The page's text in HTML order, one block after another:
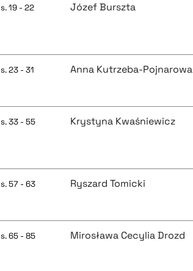
s. 19 - 22 Józef Burszta
s. 23 - 31 Anna Kutrzeba-Pojnarowa
s. 33 - 55 Krystyna Kwaśniewicz
s. 57 - 63 Ryszard Tomicki
s. 65 - 85 Mirosława Cecylia Drozd